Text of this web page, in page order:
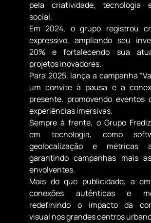
pela criatividade, tecnologia
social.
Em 2024, o grupo registrou
expressivo, ampliando seu
20% e fortalecendo sua
projetos inovadores.
Para 2025, lança a campanha
um convite à pausa e a
presente, promovendo eventos
experiências imersivas.
Sempre à frente, o Grupo
em tecnologia, como
geolocalização e métricas
garantindo campanhas mais
envolventes.
Mais do que publicidade, a
conexões autênticas e
redefinindo o impacto da
visual nos grandes centros